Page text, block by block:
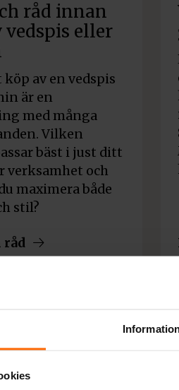
råd innan
vedspis eller
av en vedspis
är en
med många
Vilken
bäst i just ditt
verksamhet och
maximera både
stil?
råd